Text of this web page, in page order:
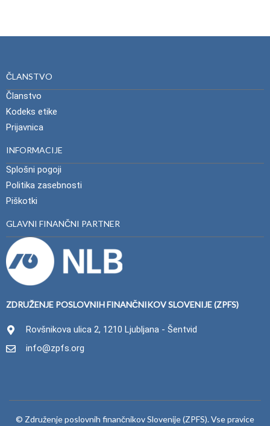
ČLANSTVO
Članstvo
Kodeks etike
Prijavnica
INFORMACIJE
Splošni pogoji
Politika zasebnosti
Piškotki
GLAVNI FINANČNI PARTNER
ZDRUŽENJE POSLOVNIH FINANČNIKOV SLOVENIJE (ZPFS)
Rovšnikova ulica 2, 1210 Ljubljana - Šentvid
info@zpfs.org
© Združenje poslovnih finančnikov Slovenije (ZPFS). Vse pravice